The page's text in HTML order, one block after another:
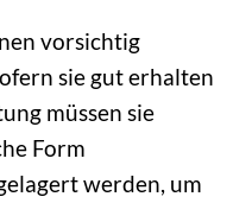
vorsichtig
sie gut erhalten
müssen sie
Form
werden, um